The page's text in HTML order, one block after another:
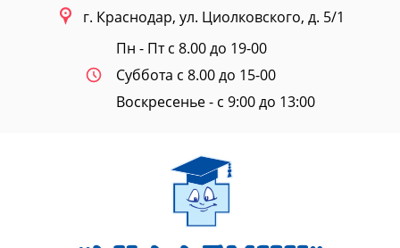
г. Краснодар, ул. Циолковского, д. 5/1
Пн - Пт с 8.00 до 19-00
Суббота с 8.00 до 15-00
Воскресенье - c 9:00 до 13:00